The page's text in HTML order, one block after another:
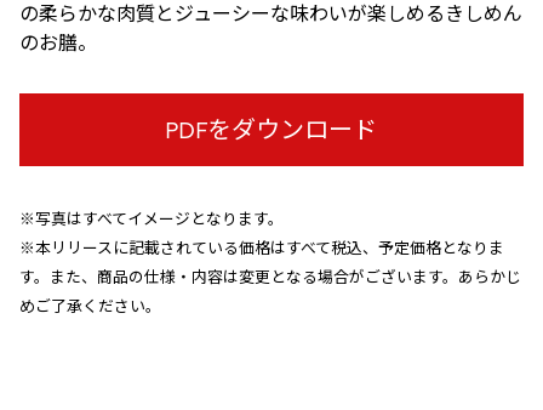
の柔らかな肉質とジューシーな味わいが楽しめるきしめん
のお膳。
PDFをダウンロード
※写真はすべてイメージとなります。
※本リリースに記載されている価格はすべて税込、予定価格となりま
す。
また、商品の仕様・内容は変更となる場合がございます。あらかじ
めご了承ください。